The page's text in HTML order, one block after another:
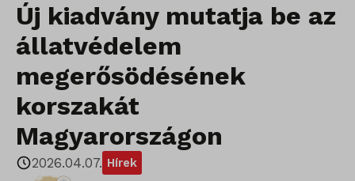
Új kiadvány mutatja be az
állatvédelem
megerősödésének
korszakát
Magyarországon
2026.04.07. Hírek